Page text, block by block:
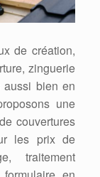
de création,
zinguerie
aussi bien en
une
couvertures
les prix de
traitement